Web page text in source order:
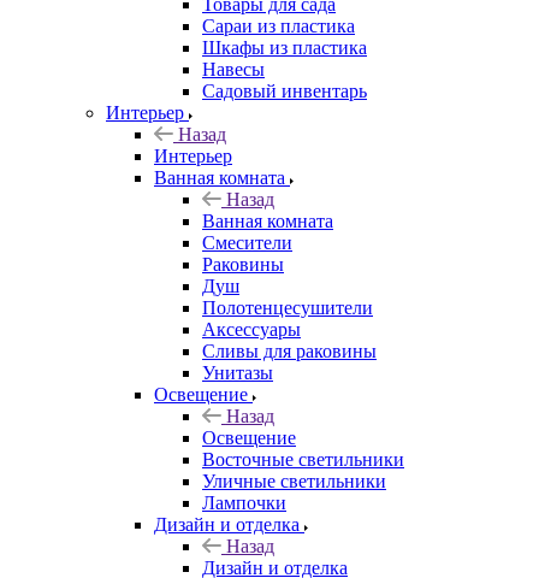
Товары для сада
Сараи из пластика
Шкафы из пластика
Навесы
Садовый инвентарь
Интерьер
Назад
Интерьер
Ванная комната
Назад
Ванная комната
Смесители
Раковины
Душ
Полотенцесушители
Аксессуары
Сливы для раковины
Унитазы
Освещение
Назад
Освещение
Восточные светильники
Уличные светильники
Лампочки
Дизайн и отделка
Назад
Дизайн и отделка